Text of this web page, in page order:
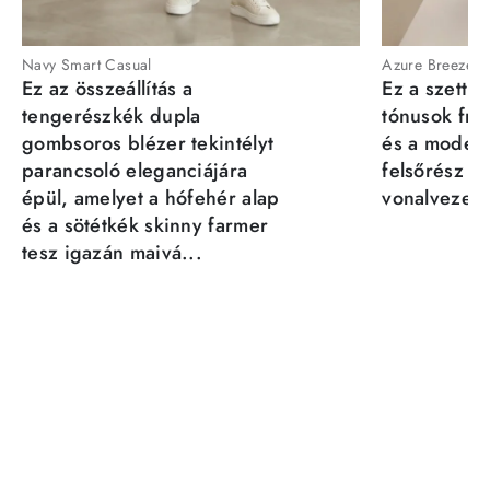
Navy Smart Casual
Ez az összeállítás a
tengerészkék dupla
gombsoros blézer tekintélyt
parancsoló eleganciájára
épül, amelyet a hófehér alap
és a sötétkék skinny farmer
tesz igazán maivá...
Azure Breeze
Ez a szett
tónusok
és a
felsőrész